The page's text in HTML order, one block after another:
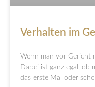
Verhalten im
Wenn man vor Gericht
Dabei ist ganz egal, ob
das erste Mal oder